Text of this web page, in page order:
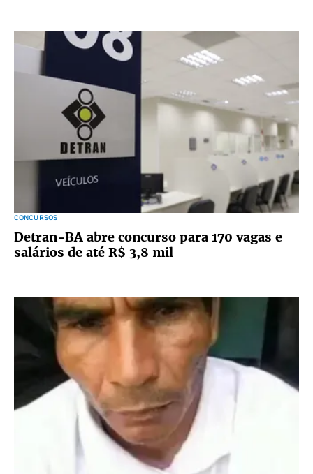
CONCURSOS
Detran-BA abre concurso para 170 vagas e
salários de até R$ 3,8 mil